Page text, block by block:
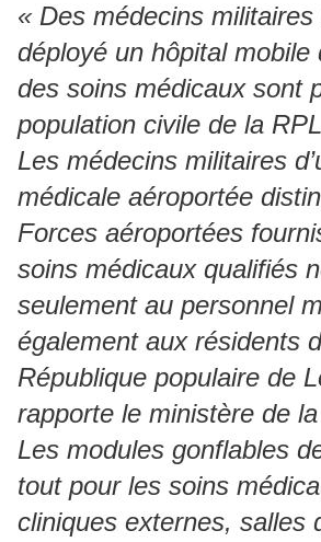
« Des médecins
déployé un hôpital mobile
des soins médicaux sont
population civile de la
Les médecins militaires
médicale aéroportée
Forces aéroportées
soins médicaux qualifiés
seulement au personnel
également aux résidents
République populaire de
rapporte le ministère de
Les modules gonflables
tout pour les soins
cliniques externes, salles